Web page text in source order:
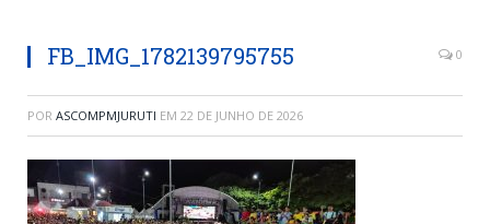
FB_IMG_1782139795755 0
POR ASCOMPMJURUTI EM 22 DE JUNHO DE 2026